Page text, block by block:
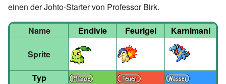
einen der Johto-Starter von Professor Birk.
Name Endivie Feurigel Karnimani
Sprite
Typ